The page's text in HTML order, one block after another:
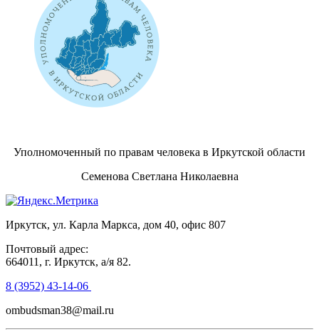
Уполномоченный по правам человека в Иркутской области
Семенова Светлана Николаевна
Иркутск, ул. Карла Маркса, дом 40, офис 807
Почтовый адрес:
664011, г. Иркутск, а/я 82.
8 (3952) 43-14-06
ombudsman38@mail.ru